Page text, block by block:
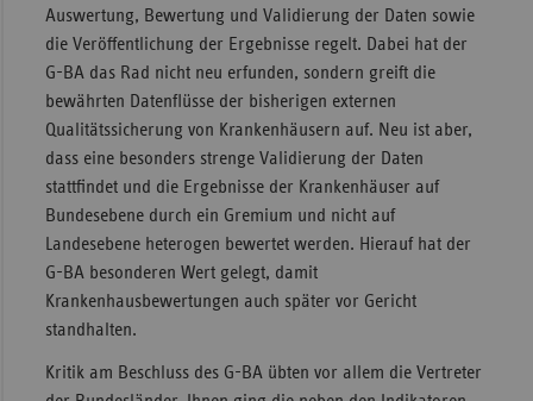
Auswertung, Bewertung und Validierung der Daten sowie
die Veröffentlichung der Ergebnisse regelt. Dabei hat der
G-BA das Rad nicht neu erfunden, sondern greift die
bewährten Datenflüsse der bisherigen externen
Qualitätssicherung von Krankenhäusern auf. Neu ist aber,
dass eine besonders strenge Validierung der Daten
stattfindet und die Ergebnisse der Krankenhäuser auf
Bundesebene durch ein Gremium und nicht auf
Landesebene heterogen bewertet werden. Hierauf hat der
G-BA besonderen Wert gelegt, damit
Krankenhausbewertungen auch später vor Gericht
standhalten.
Kritik am Beschluss des G-BA übten vor allem die Vertreter